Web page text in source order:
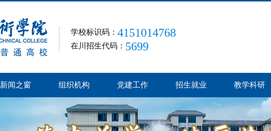
学校标识码： 4151014768
在川招生代码： 5699
新闻之窗 组织机构 党建工作 招生就业 教学科研